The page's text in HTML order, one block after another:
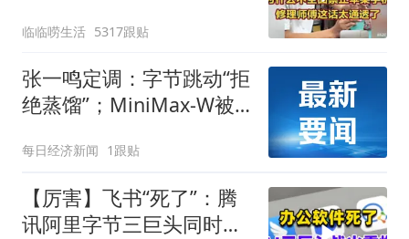
临临唠生活 5317跟贴
张一鸣定调：字节跳动“拒
绝蒸馏”；MiniMax-W被
参
每日经济新闻 1跟贴
【厉害】飞书“死了”：腾
讯阿里字节三巨头同时掀